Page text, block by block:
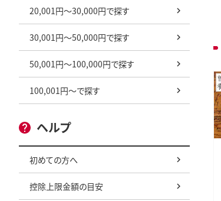
20,001円～30,000円で探す
30,001円～50,000円で探す
50,001円～100,000円で探す
100,001円～で探す
ヘルプ
初めての方へ
控除上限金額の目安